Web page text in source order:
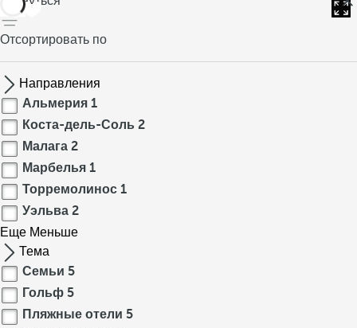
Отсортировать по
Направления
Альмерия 1
Коста-дель-Соль 2
Малага 2
Марбелья 1
Торремолинос 1
Уэльва 2
Еще Меньше
Тема
Семьи 5
Гольф 5
Пляжные отели 5